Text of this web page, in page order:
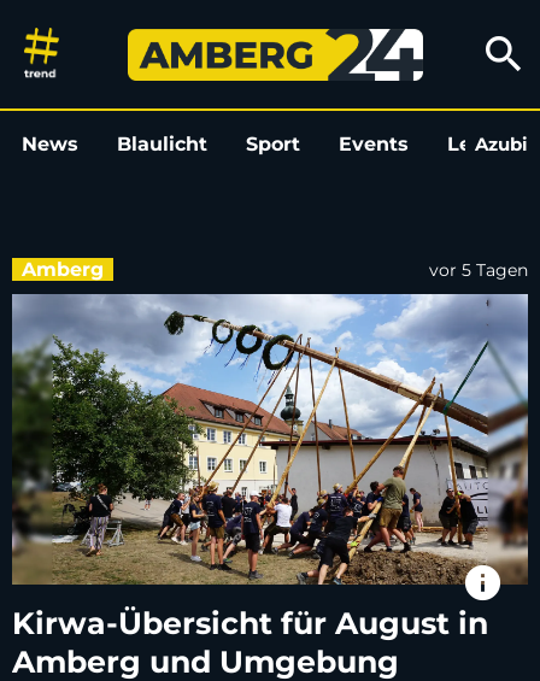
Kirwa-Übersicht für August in
search
News Blaulicht Sport Events LeoAzubi
Amberg vor 5 Tagen
info
Kirwa-Übersicht für August in
Amberg und Umgebung